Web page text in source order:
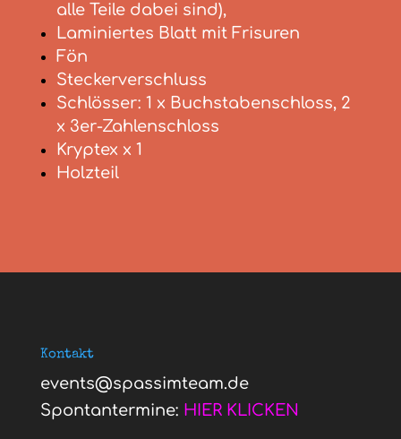
alle Teile dabei sind),
Laminiertes Blatt mit Frisuren
Fön
Steckerverschluss
Schlösser: 1 x Buchstabenschloss, 2
x 3er-Zahlenschloss
Kryptex x 1
Holzteil
Kontakt
events@spassimteam.de
Spontantermine: HIER KLICKEN